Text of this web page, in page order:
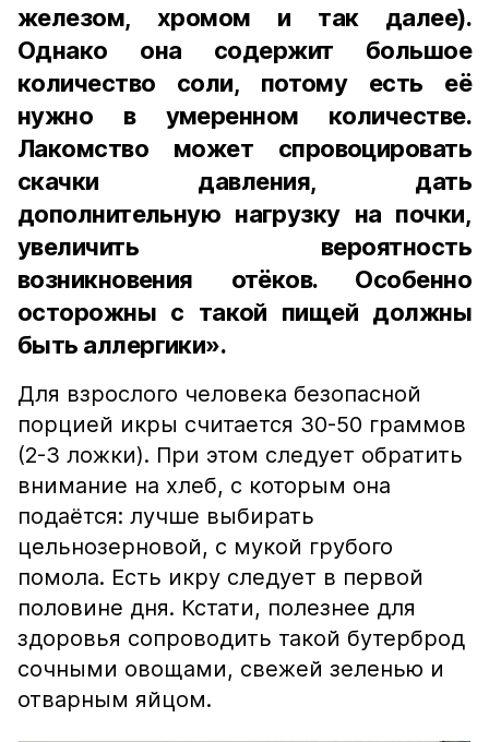
железом, хромом и так далее).
Однако она содержит большое
количество соли, потому есть её
нужно в умеренном количестве.
Лакомство может спровоцировать
скачки давления, дать
дополнительную нагрузку на почки,
увеличить вероятность
возникновения отёков. Особенно
осторожны с такой пищей должны
быть аллергики».
Для взрослого человека безопасной
порцией икры считается 30-50 граммов
(2-3 ложки). При этом следует обратить
внимание на хлеб, с которым она
подаётся: лучше выбирать
цельнозерновой, с мукой грубого
помола. Есть икру следует в первой
половине дня. Кстати, полезнее для
здоровья сопроводить такой бутерброд
сочными овощами, свежей зеленью и
отварным яйцом.